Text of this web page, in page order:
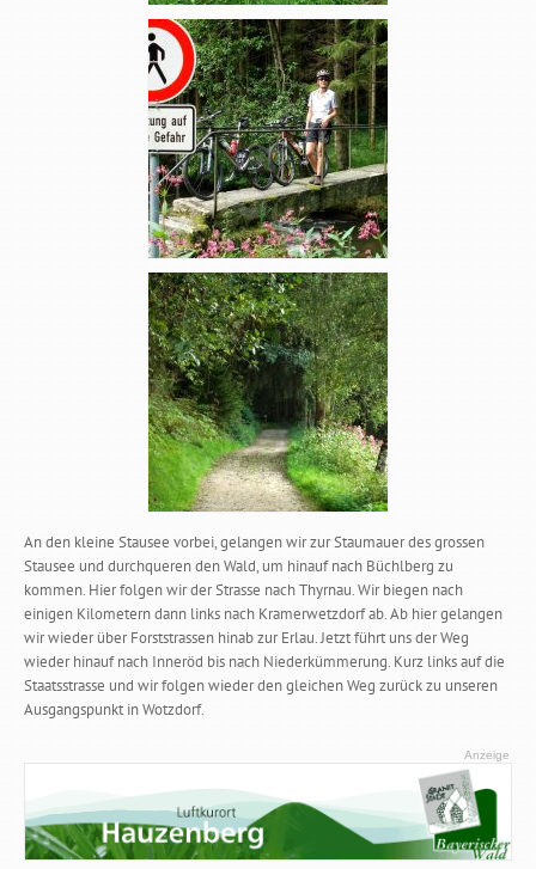
An den kleine Stausee vorbei, gelangen wir zur Staumauer des grossen
Stausee und durchqueren den Wald, um hinauf nach Büchlberg zu
kommen. Hier folgen wir der Strasse nach Thyrnau. Wir biegen nach
einigen Kilometern dann links nach Kramerwetzdorf ab. Ab hier gelangen
wir wieder über Forststrassen hinab zur Erlau. Jetzt führt uns der Weg
wieder hinauf nach Inneröd bis nach Niederkümmerung. Kurz links auf die
Staatsstrasse und wir folgen wieder den gleichen Weg zurück zu unseren
Ausgangspunkt in Wotzdorf.
Anzeige